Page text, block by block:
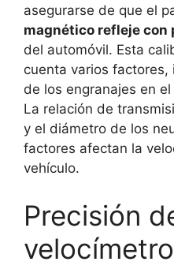
asegurarse de que el
magnético refleje con
del automóvil. Esta
cuenta varios factores,
de los engranajes en
La relación de
y el diámetro de los
factores afectan la
vehículo.
Precisión
velocímetro